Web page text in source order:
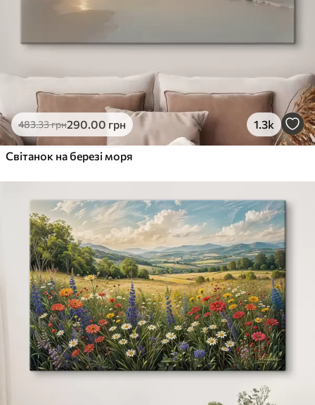
483.33грн290.00 грн 1.3k
Світанок на березі моря